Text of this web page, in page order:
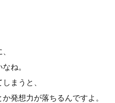
ね。
まうと、
発想力が落ちるんですよ。